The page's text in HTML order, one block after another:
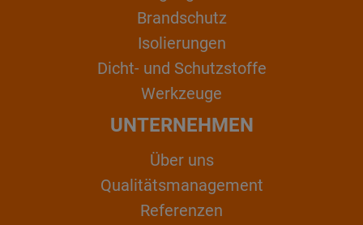
Brandschutz
Isolierungen
Dicht- und Schutzstoffe
Werkzeuge
UNTERNEHMEN
Über uns
Qualitätsmanagement
Referenzen